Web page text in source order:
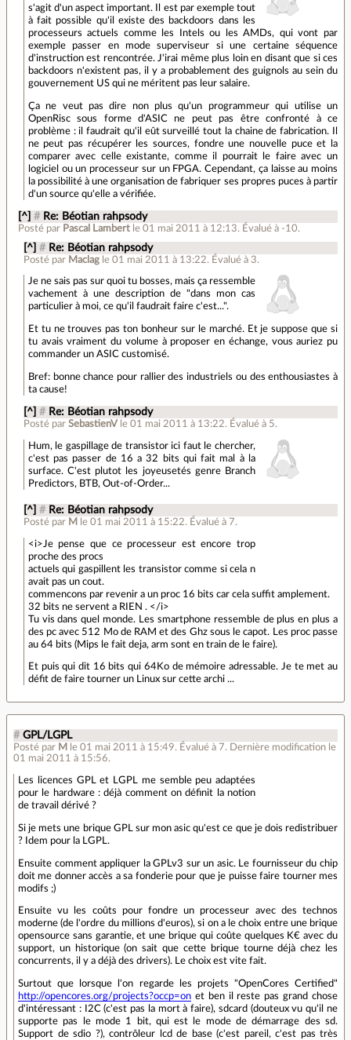
s'agit d'un aspect important. Il est par exemple tout
à fait possible qu'il existe des backdoors dans les
processeurs actuels comme les Intels ou les AMDs, qui vont par
exemple passer en mode superviseur si une certaine séquence
d'instruction est rencontrée. J'irai même plus loin en disant que si ces
backdoors n'existent pas, il y a probablement des guignols au sein du
gouvernement US qui ne méritent pas leur salaire.
Ça ne veut pas dire non plus qu'un programmeur qui utilise un
OpenRisc sous forme d'ASIC ne peut pas être confronté à ce
problème : il faudrait qu'il eût surveillé tout la chaine de fabrication. Il
ne peut pas récupérer les sources, fondre une nouvelle puce et la
comparer avec celle existante, comme il pourrait le faire avec un
logiciel ou un processeur sur un FPGA. Cependant, ça laisse au moins
la possibilité à une organisation de fabriquer ses propres puces à partir
d'un source qu'elle a vérifiée.
[^] # Re: Béotian rahpsody
Posté par Pascal Lambert le 01 mai 2011 à 12:13. Évalué à -10.
[^] # Re: Béotian rahpsody
Posté par Maclag le 01 mai 2011 à 13:22. Évalué à 3.
Je ne sais pas sur quoi tu bosses, mais ça ressemble
vachement à une description de "dans mon cas
particulier à moi, ce qu'il faudrait faire c'est...".
Et tu ne trouves pas ton bonheur sur le marché. Et je suppose que si
tu avais vraiment du volume à proposer en échange, vous auriez pu
commander un ASIC customisé.
Bref: bonne chance pour rallier des industriels ou des enthousiastes à
ta cause!
[^] # Re: Béotian rahpsody
Posté par SebastienV le 01 mai 2011 à 13:22. Évalué à 5.
Hum, le gaspillage de transistor ici faut le chercher,
c'est pas passer de 16 a 32 bits qui fait mal à la
surface. C'est plutot les joyeusetés genre Branch
Predictors, BTB, Out-of-Order...
[^] # Re: Béotian rahpsody
Posté par M le 01 mai 2011 à 15:22. Évalué à 7.
<i>Je pense que ce processeur est encore trop
proche des procs
actuels qui gaspillent les transistor comme si cela n
avait pas un cout.
commencons par revenir a un proc 16 bits car cela suffit amplement.
32 bits ne servent a RIEN . </i>
Tu vis dans quel monde. Les smartphone ressemble de plus en plus a
des pc avec 512 Mo de RAM et des Ghz sous le capot. Les proc passe
au 64 bits (Mips le fait deja, arm sont en train de le faire).
Et puis qui dit 16 bits qui 64Ko de mémoire adressable. Je te met au
défit de faire tourner un Linux sur cette archi ...
# GPL/LGPL
Posté par M le 01 mai 2011 à 15:49. Évalué à 7. Dernière modification le
01 mai 2011 à 15:56.
Les licences GPL et LGPL me semble peu adaptées
pour le hardware : déjà comment on définit la notion
de travail dérivé ?
Si je mets une brique GPL sur mon asic qu'est ce que je dois redistribuer
? Idem pour la LGPL.
Ensuite comment appliquer la GPLv3 sur un asic. Le fournisseur du chip
doit me donner accès a sa fonderie pour que je puisse faire tourner mes
modifs ;)
Ensuite vu les coûts pour fondre un processeur avec des technos
moderne (de l'ordre du millions d'euros), si on a le choix entre une brique
opensource sans garantie, et une brique qui coûte quelques K€ avec du
support, un historique (on sait que cette brique tourne déjà chez les
concurrents, il y a déjà des drivers). Le choix est vite fait.
Surtout que lorsque l'on regarde les projets "OpenCores Certified"
http://opencores.org/projects?occp=on et ben il reste pas grand chose
d'intéressant : I2C (c'est pas la mort à faire), sdcard (douteux vu qu'il ne
supporte pas le mode 1 bit, qui est le mode de démarrage des sd.
Support de sdio ?), contrôleur lcd de base (c'est pareil, c'est pas très